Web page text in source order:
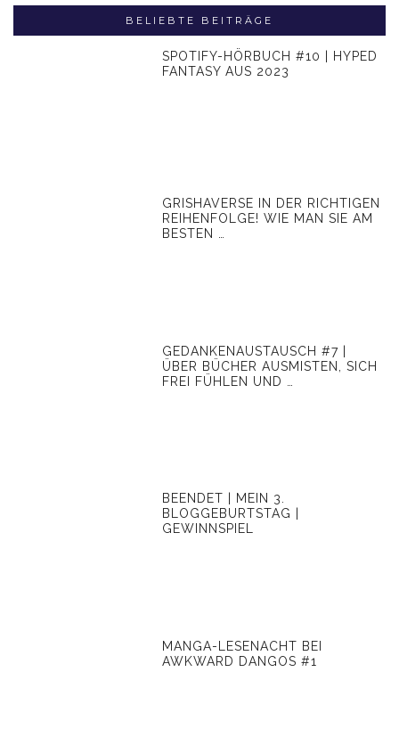
BELIEBTE BEITRÄGE
SPOTIFY-HÖRBUCH #10 | HYPED
FANTASY AUS 2023
GRISHAVERSE IN DER RICHTIGEN
REIHENFOLGE! WIE MAN SIE AM
BESTEN …
GEDANKENAUSTAUSCH #7 |
ÜBER BÜCHER AUSMISTEN, SICH
FREI FÜHLEN UND …
BEENDET | MEIN 3.
BLOGGEBURTSTAG |
GEWINNSPIEL
MANGA-LESENACHT BEI
AWKWARD DANGOS #1